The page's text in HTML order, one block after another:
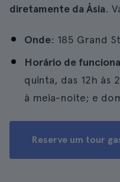
diretamente da Ásia.
Onde: 185 Grand
Horário de
quinta, das 12h às
à meia-noite; e
Reserve um tour